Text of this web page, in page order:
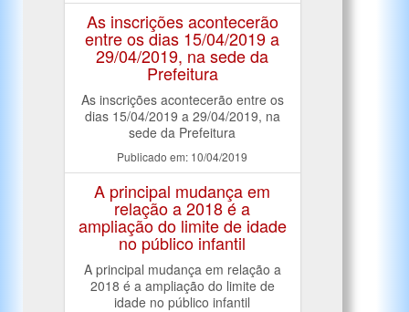
As inscrições acontecerão
entre os dias 15/04/2019 a
29/04/2019, na sede da
Prefeitura
As inscrições acontecerão entre os
dias 15/04/2019 a 29/04/2019, na
sede da Prefeitura
Publicado em: 10/04/2019
A principal mudança em
relação a 2018 é a
ampliação do limite de idade
no público infantil
A principal mudança em relação a
2018 é a ampliação do limite de
idade no público infantil